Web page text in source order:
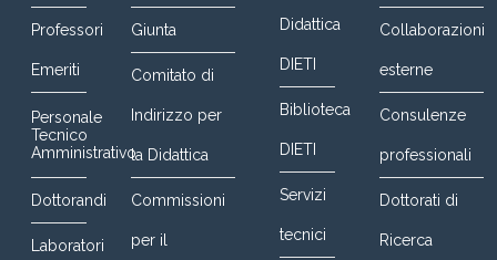
Professori
Emeriti
Personale
Tecnico
Amministrativo
Dottorandi
Laboratori
Giunta
Comitato di
Indirizzo per
la Didattica
Commissioni
per il
Didattica
DIETI
Biblioteca
DIETI
Servizi
tecnici
Collaborazioni
esterne
Consulenze
professionali
Dottorati di
Ricerca